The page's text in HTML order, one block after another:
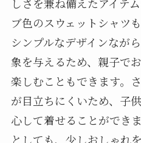
しさを兼ね備えたアイテ
ブ色のスウェットシャツ
シンプルなデザインなが
象を与えるため、親子で
楽しむこともできます。
が目立ちにくいため、子
心して着せることができ
としても、少しおしゃれ